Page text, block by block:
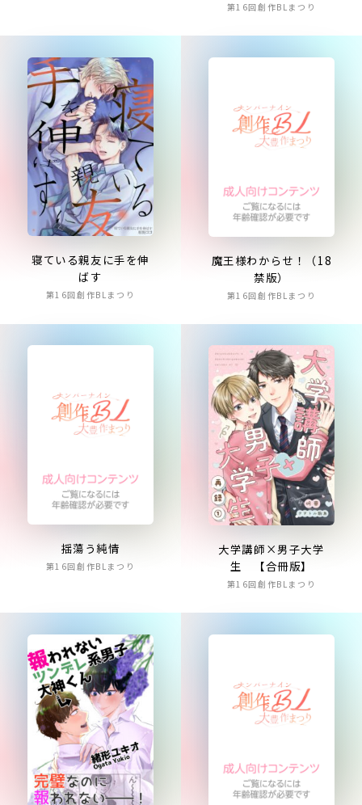
第16回創作BLまつり
寝ている親友に手を伸
ばす
第16回創作BLまつり
魔王様わからせ！（18
禁版）
第16回創作BLまつり
揺蕩う純情
第16回創作BLまつり
大学講師×男子大学
生 【合冊版】
第16回創作BLまつり